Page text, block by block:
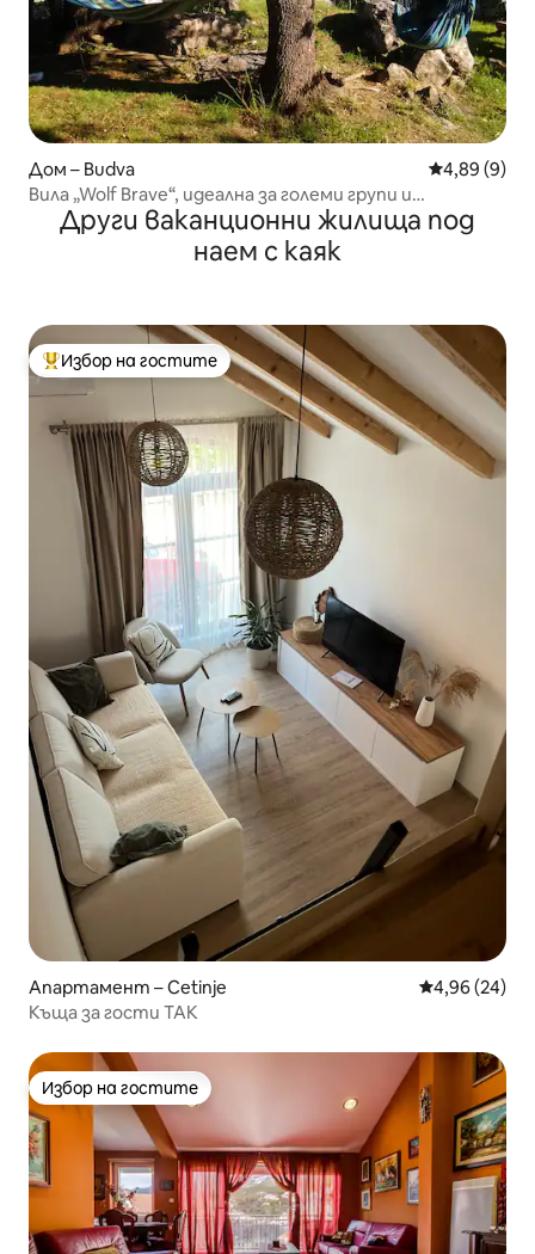
Дом – Budva Средна
4,89 (9)
Вила „Wolf Brave“, идеална за големи групи и
семейства
Други ваканционни жилища под
наем с каяк
Най-популярен избор на гостите
Избор на гостите
Апартамент – Cetinje Средна
4,96 (24)
Къща за гости ТАК
Избор на гостите
Избор на гостите